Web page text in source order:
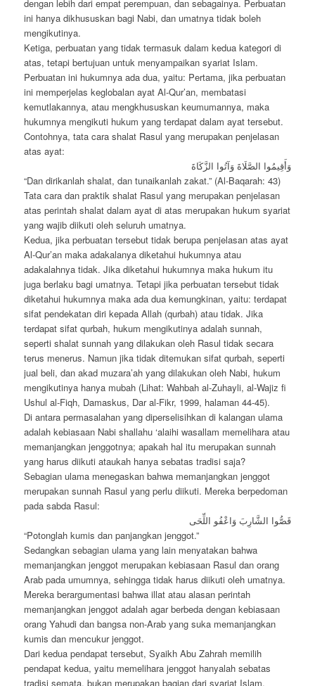
dengan lebih dari empat perempuan, dan sebagainya. Perbuatan
ini hanya dikhususkan bagi Nabi, dan umatnya tidak boleh
mengikutinya.
Ketiga, perbuatan yang tidak termasuk dalam kedua kategori di
atas, tetapi bertujuan untuk menyampaikan syariat Islam.
Perbuatan ini hukumnya ada dua, yaitu: Pertama, jika perbuatan
ini memperjelas keglobalan ayat Al-Qur’an, membatasi
kemutlakannya, atau mengkhususkan keumumannya, maka
hukumnya mengikuti hukum yang terdapat dalam ayat tersebut.
Contohnya, tata cara shalat Rasul yang merupakan penjelasan
atas ayat:
وَأَقِيمُوا الصَّلَاةَ وَآتُوا الزَّكَاةَ
“Dan dirikanlah shalat, dan tunaikanlah zakat.” (Al-Baqarah: 43)
Tata cara dan praktik shalat Rasul yang merupakan penjelasan
atas perintah shalat dalam ayat di atas merupakan hukum syariat
yang wajib diikuti oleh seluruh umatnya.
Kedua, jika perbuatan tersebut tidak berupa penjelasan atas ayat
Al-Qur’an maka adakalanya diketahui hukumnya atau
adakalahnya tidak. Jika diketahui hukumnya maka hukum itu
juga berlaku bagi umatnya. Tetapi jika perbuatan tersebut tidak
diketahui hukumnya maka ada dua kemungkinan, yaitu: terdapat
sifat pendekatan diri kepada Allah (qurbah) atau tidak. Jika
terdapat sifat qurbah, hukum mengikutinya adalah sunnah,
seperti shalat sunnah yang dilakukan oleh Rasul tidak secara
terus menerus. Namun jika tidak ditemukan sifat qurbah, seperti
jual beli, dan akad muzara’ah yang dilakukan oleh Nabi, hukum
mengikutinya hanya mubah (Lihat: Wahbah al-Zuhayli, al-Wajiz fi
Ushul al-Fiqh, Damaskus, Dar al-Fikr, 1999, halaman 44-45).
Di antara permasalahan yang diperselisihkan di kalangan ulama
adalah kebiasaan Nabi shallahu ‘alaihi wasallam memelihara atau
memanjangkan jenggotnya; apakah hal itu merupakan sunnah
yang harus diikuti ataukah hanya sebatas tradisi saja?
Sebagian ulama menegaskan bahwa memanjangkan jenggot
merupakan sunnah Rasul yang perlu diikuti. Mereka berpedoman
pada sabda Rasul:
قَصُّوا الشَّارِبَ وَاعْفُو اللِّحَى
“Potonglah kumis dan panjangkan jenggot.”
Sedangkan sebagian ulama yang lain menyatakan bahwa
memanjangkan jenggot merupakan kebiasaan Rasul dan orang
Arab pada umumnya, sehingga tidak harus diikuti oleh umatnya.
Mereka berargumentasi bahwa illat atau alasan perintah
memanjangkan jenggot adalah agar berbeda dengan kebiasaan
orang Yahudi dan bangsa non-Arab yang suka memanjangkan
kumis dan mencukur jenggot.
Dari kedua pendapat tersebut, Syaikh Abu Zahrah memilih
pendapat kedua, yaitu memelihara jenggot hanyalah sebatas
tradisi semata, bukan merupakan bagian dari syariat Islam.